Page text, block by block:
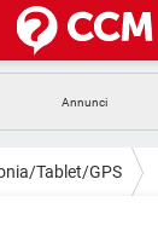
ANDROID
GAMING
Tablet/GPS